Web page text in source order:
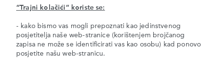
“Trajni kolačići” koriste se:
- kako bismo vas mogli prepoznati kao jedinstvenog
posjetitelja naše web-stranice (korištenjem brojčanog
zapisa ne može se identificirati vas kao osobu) kad ponovo
posjetite našu web-stranicu.